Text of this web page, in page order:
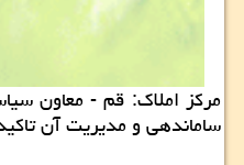
مركز املاك: قم - معاون
ساماندهی و مدیریت آن